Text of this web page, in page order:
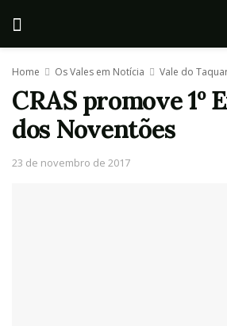
Home Os Vales em Notícia Vale do
CRAS promove 1º
dos Noventões
23 de novembro de 2017